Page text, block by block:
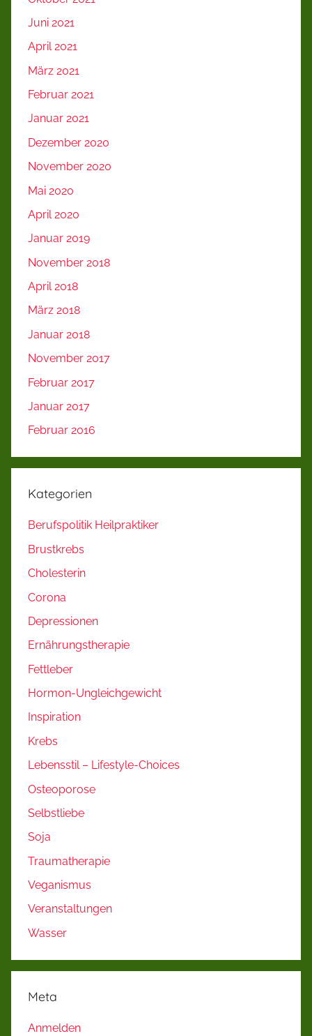
Juni 2021
April 2021
März 2021
Februar 2021
Januar 2021
Dezember 2020
November 2020
Mai 2020
April 2020
Januar 2019
November 2018
April 2018
März 2018
Januar 2018
November 2017
Februar 2017
Januar 2017
Februar 2016
Kategorien
Berufspolitik Heilpraktiker
Brustkrebs
Cholesterin
Corona
Depressionen
Ernährungstherapie
Fettleber
Hormon-Ungleichgewicht
Inspiration
Krebs
Lebensstil – Lifestyle-Choices
Osteoporose
Selbstliebe
Soja
Traumatherapie
Veganismus
Veranstaltungen
Wasser
Meta
Anmelden